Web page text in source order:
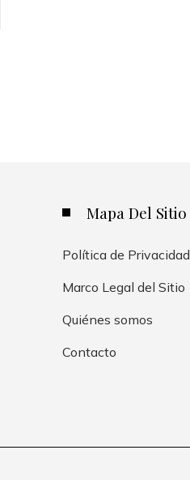
Mapa Del Sitio
Política de Privacidad
Marco Legal del Sitio
Quiénes somos
Contacto